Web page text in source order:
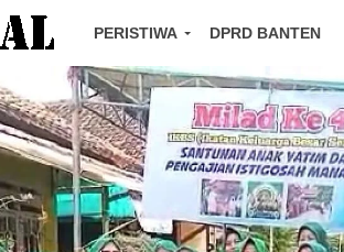
PERISTIWA DPRD BANTEN